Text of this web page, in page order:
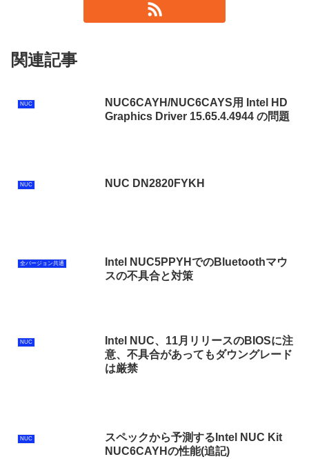
関連記事
NUC
NUC6CAYH/NUC6CAYS用 Intel HD
Graphics Driver 15.65.4.4944 の問題
NUC NUC DN2820FYKH
全バージョン共通
Intel NUC5PPYHでのBluetoothマウ
スの不具合と対策
NUC
Intel NUC、11月リリースのBIOSに注
意、不具合があってもダウングレード
は厳禁
NUC
スペックから予測するIntel NUC Kit
NUC6CAYHの性能(追記)